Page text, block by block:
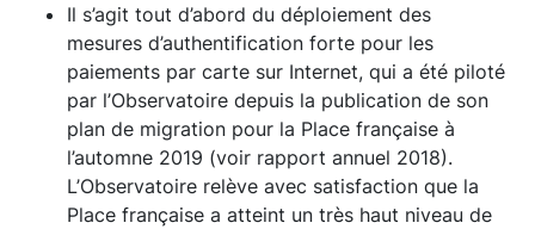
Il s’agit tout d’abord du déploiement des
mesures d’authentification forte pour les
paiements par carte sur Internet, qui a été piloté
par l’Observatoire depuis la publication de son
plan de migration pour la Place française à
l’automne 2019 (voir rapport annuel 2018).
L’Observatoire relève avec satisfaction que la
Place française a atteint un très haut niveau de